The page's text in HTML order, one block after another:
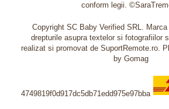
conform legii.
Copyright SC Baby Verified SRL.
drepturile asupra textelor si fotografiilor
realizat si promovat de SuportRemote.ro.
by Gomag
4749819f0d917dc5db71edd975e97bba